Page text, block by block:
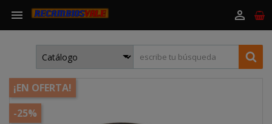
 
¡EN OFERTA!
-25%